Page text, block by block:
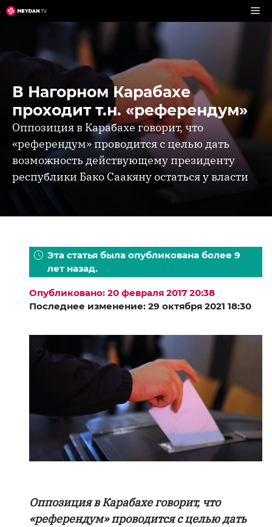
Перейти
В Нагорном Карабахе
проходит т.н. «референдум»
Оппозиция в Карабахе говорит, что
«референдум» проводится с целью дать
возможность действующему президенту
республики Бако Саакяну остаться у власти
Эта статья была опубликована более 9
лет назад.
Опубликовано: 20 февраля 2017 20:38
Последнее изменение: 29 октября 2021 18:30
Оппозиция в Карабахе говорит, что
«референдум» проводится с целью дать